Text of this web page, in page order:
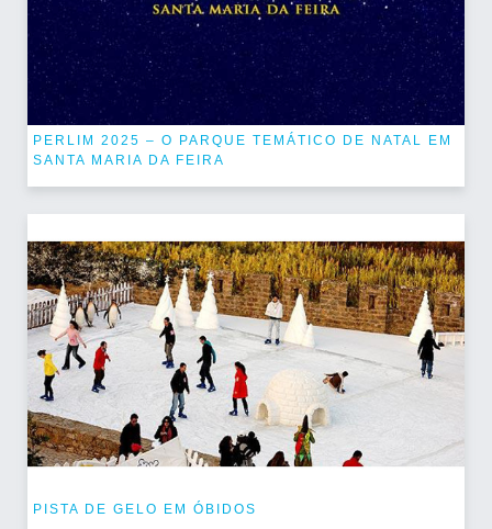
PERLIM 2025 – O PARQUE TEMÁTICO DE NATAL EM
SANTA MARIA DA FEIRA
PISTA DE GELO EM ÓBIDOS